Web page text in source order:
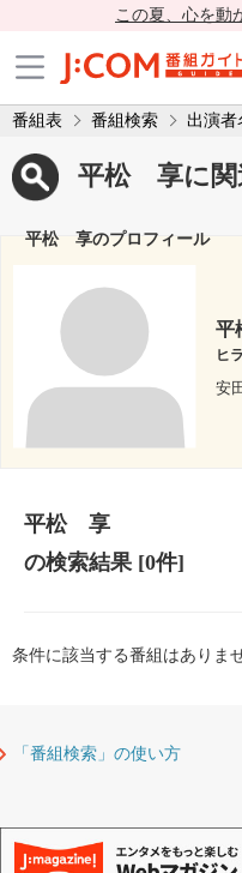
この夏、心を動
番組表 番組検索 出演者
平松 享に関
平松 享のプロフィール
ヒ
安
平松 享
の検索結果[0件]
条件に該当する番組はありま
「番組検索」の使い方